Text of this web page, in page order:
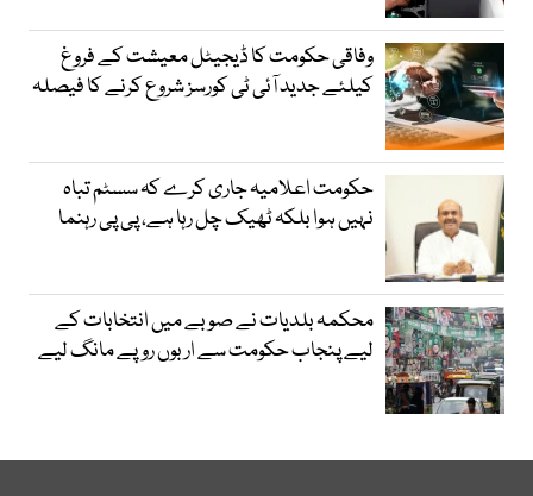
وفاقی حکومت کا ڈیجیٹل معیشت کے فروغ
کیلئے جدید آئی ٹی کورسز شروع کرنے کا فیصلہ
حکومت اعلامیہ جاری کرے کہ سسٹم تباہ
نہیں ہوا بلکہ ٹھیک چل رہا ہے، پی پی رہنما
محکمہ بلدیات نے صوبے میں انتخابات کے
لیے پنجاب حکومت سے اربوں روپے مانگ لیے